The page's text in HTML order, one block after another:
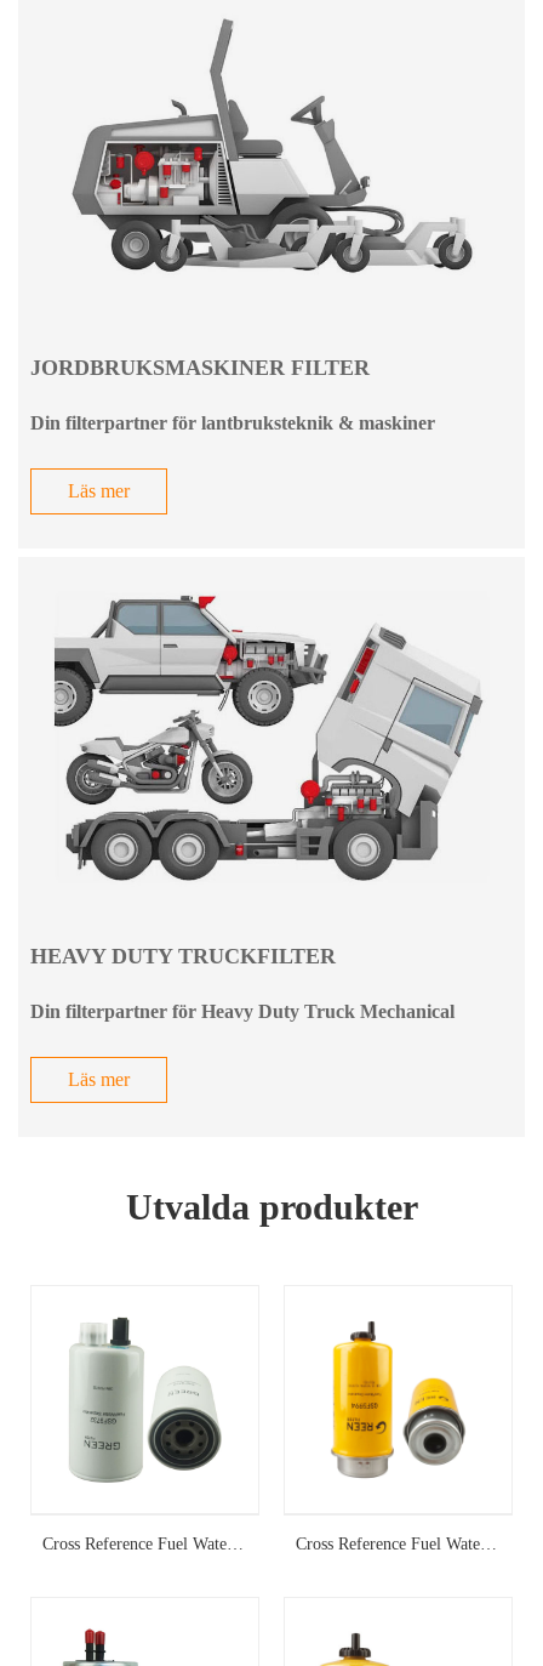
JORDBRUKSMASKINER FILTER
Din filterpartner för lantbruksteknik & maskiner
Läs mer
HEAVY DUTY TRUCKFILTER
Din filterpartner för Heavy Duty Truck Mechanical
Läs mer
Utvalda produkter